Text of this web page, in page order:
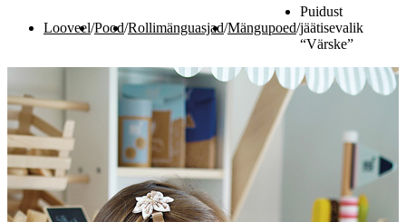
Looveel/Pood/Rollimänguasjad/Mängupoed/
Puidust
jäätisevalik
“Värske”